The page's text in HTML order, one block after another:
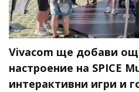
Vivacom ще добави
настроение на SPICE
интерактивни игри и